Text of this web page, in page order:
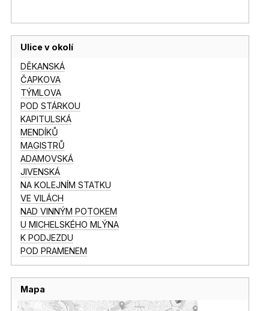
Ulice v okolí
DĚKANSKÁ
ČAPKOVA
TÝMLOVA
POD STÁRKOU
KAPITULSKÁ
MENDÍKŮ
MAGISTRŮ
ADAMOVSKÁ
JIVENSKÁ
NA KOLEJNÍM STATKU
VE VILÁCH
NAD VINNÝM POTOKEM
U MICHELSKÉHO MLÝNA
K PODJEZDU
POD PRAMENEM
Mapa